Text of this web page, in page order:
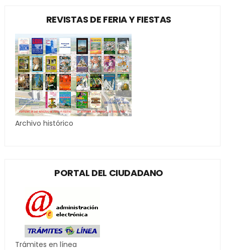
REVISTAS DE FERIA Y FIESTAS
Archivo histórico
PORTAL DEL CIUDADANO
Trámites en línea